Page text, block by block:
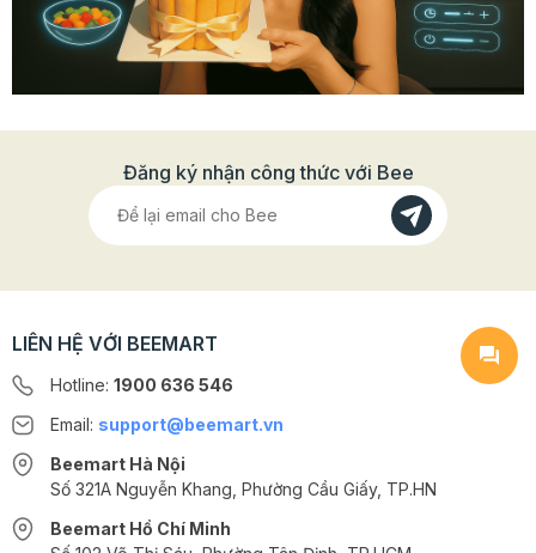
Đăng ký nhận công thức với Bee
LIÊN HỆ VỚI BEEMART
Hotline: 1900 636 546
Email: support@beemart.vn
Beemart Hà Nội
Số 321A Nguyễn Khang, Phường Cầu Giấy, TP.HN
Beemart Hồ Chí Minh